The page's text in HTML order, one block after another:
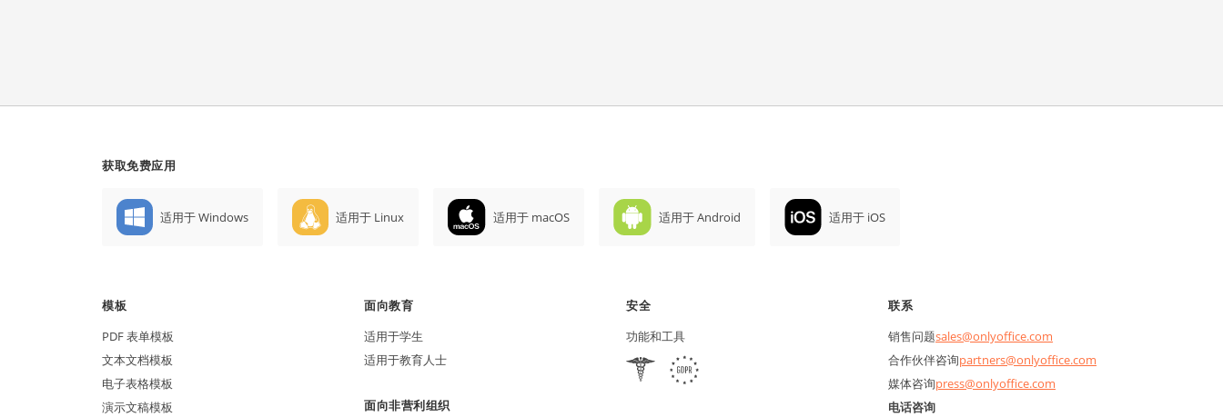
获取免费应用
适用于 Windows 适用于 Linux 适用于 macOS 适用于 Android 适用于 iOS
模板
PDF 表单模板
文本文档模板
电子表格模板
演示文稿模板
面向教育
适用于学生
适用于教育人士
面向非营利组织
安全
功能和工具
联系
销售问题sales@onlyoffice.com
合作伙伴咨询partners@onlyoffice.com
媒体咨询press@onlyoffice.com
电话咨询